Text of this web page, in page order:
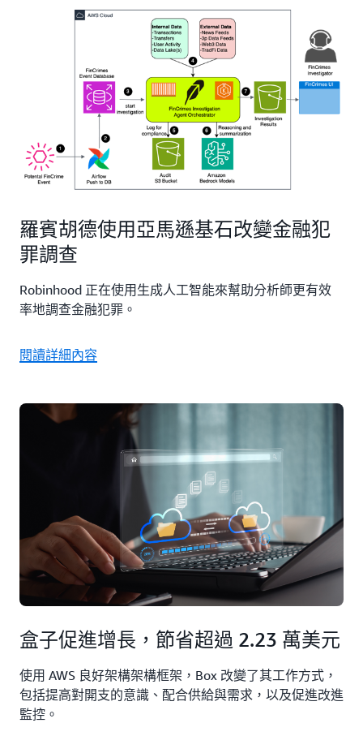
羅賓胡德使用亞馬遜基石改變金融犯
罪調查
Robinhood 正在使用生成人工智能來幫助分析師更有效
率地調查金融犯罪。
閱讀詳細內容
盒子促進增長，節省超過 2.23 萬美元
使用 AWS 良好架構架構框架，Box 改變了其工作方式，
包括提高對開支的意識、配合供給與需求，以及促進改進
監控。